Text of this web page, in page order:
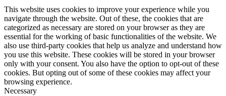
This website uses cookies to improve your experience while you
navigate through the website. Out of these, the cookies that are
categorized as necessary are stored on your browser as they are
essential for the working of basic functionalities of the website. We
also use third-party cookies that help us analyze and understand how
you use this website. These cookies will be stored in your browser
only with your consent. You also have the option to opt-out of these
cookies. But opting out of some of these cookies may affect your
browsing experience.
Necessary